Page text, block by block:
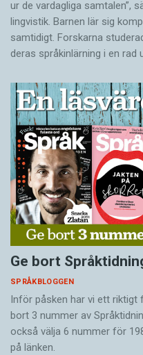
ur de vardagliga samtalen”,
lingvistik. Barnen lär sig
samtidigt. Forskarna
deras språkinlärning i en
Ge bort
SPRÅKBLOGGEN
Inför påsken har vi ett riktigt
bort 3 nummer av
också välja 6 nummer för
på länken.